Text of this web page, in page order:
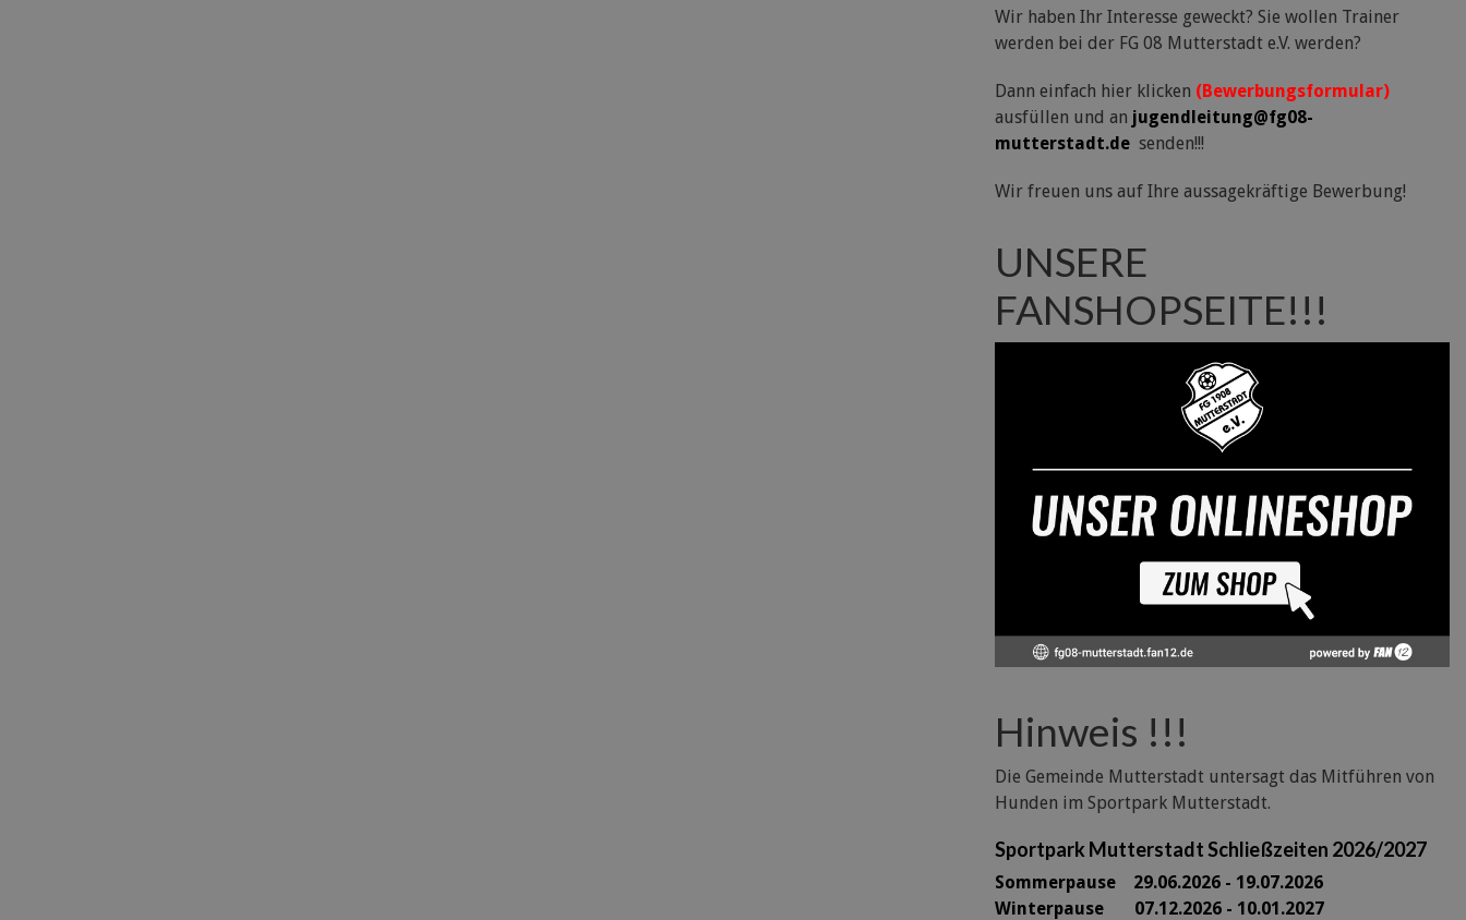
Wir haben Ihr Interesse geweckt? Sie wollen Trainer
werden bei der FG 08 Mutterstadt e.V. werden?
Dann einfach hier klicken (Bewerbungsformular)
ausfüllen und an jugendleitung@fg08-
mutterstadt.de senden!!!
Wir freuen uns auf Ihre aussagekräftige Bewerbung!
UNSERE
FANSHOPSEITE!!!
Hinweis !!!
Die Gemeinde Mutterstadt untersagt das Mitführen von
Hunden im Sportpark Mutterstadt.
Sportpark Mutterstadt Schließzeiten 2026/2027
Sommerpause 29.06.2026 - 19.07.2026
Winterpause 07.12.2026 - 10.01.2027